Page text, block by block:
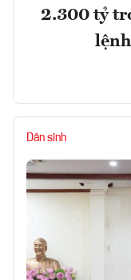
2.300 tỷ
Dân sinh